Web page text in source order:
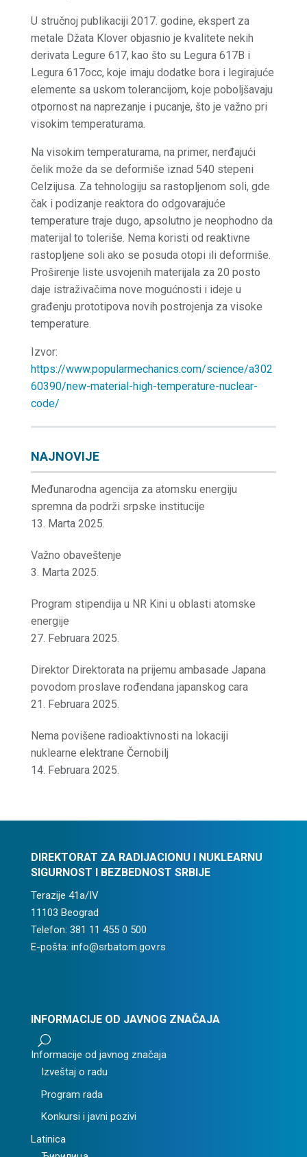
U stručnoj publikaciji 2017. godine, ekspert za
metale Džata Klover objasnio je kvalitete nekih
derivata Legure 617, kao što su Legura 617B i
Legura 617occ, koje imaju dodatke bora i legirajuće
elemente sa uskom tolerancijom, koje poboljšavaju
otpornost na naprezanje i pucanje, što je važno pri
visokim temperaturama.
Na visokim temperaturama, na primer, nerđajući
čelik može da se deformiše iznad 540 stepeni
Celzijusa. Za tehnologiju sa rastopljenom soli, gde
čak i podizanje reaktora do odgovarajuće
temperature traje dugo, apsolutno je neophodno da
materijal to toleriše. Nema koristi od reaktivne
rastopljene soli ako se posuda otopi ili deformiše.
Proširenje liste usvojenih materijala za 20 posto
daje istraživačima nove mogućnosti i ideje u
građenju prototipova novih postrojenja za visoke
temperature.
Izvor:
https://www.popularmechanics.com/science/a302
60390/new-material-high-temperature-nuclear-
code/
NAJNOVIJE
Međunarodna agencija za atomsku energiju
spremna da podrži srpske institucije
13. Marta 2025.
Važno obaveštenje
3. Marta 2025.
Program stipendija u NR Kini u oblasti atomske
energije
27. Februara 2025.
Direktor Direktorata na prijemu ambasade Japana
povodom proslave rođendana japanskog cara
21. Februara 2025.
Nema povišene radioaktivnosti na lokaciji
nuklearne elektrane Černobilj
14. Februara 2025.
DIREKTORAT ZA RADIJACIONU I NUKLEARNU
SIGURNOST I BEZBEDNOST SRBIJE
Terazije 41a/IV
11103 Beograd
Telefon: 381 11 455 0 500
E-pošta: info@srbatom.gov.rs
INFORMACIJE OD JAVNOG ZNAČAJA
U
Informacije od javnog značaja
Izveštaj o radu
Program rada
Konkursi i javni pozivi
Latinica